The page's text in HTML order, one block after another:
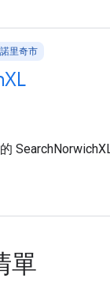
里奇市
單